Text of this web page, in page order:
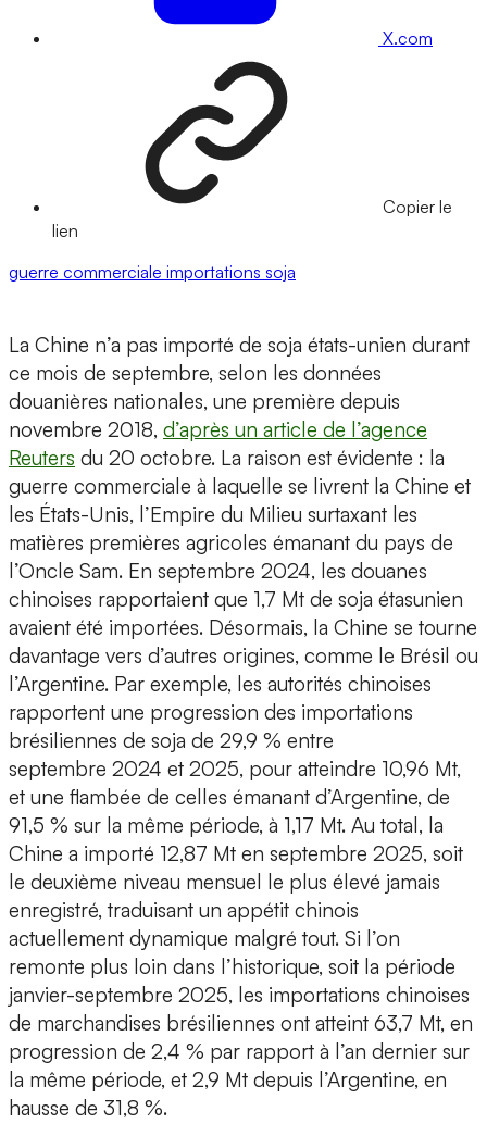
X.com
Copier le
lien
guerre commerciale importations soja
La Chine n’a pas importé de soja états-unien durant
ce mois de septembre, selon les données
douanières nationales, une première depuis
novembre 2018, d’après un article de l’agence
Reuters du 20 octobre. La raison est évidente : la
guerre commerciale à laquelle se livrent la Chine et
les États-Unis, l’Empire du Milieu surtaxant les
matières premières agricoles émanant du pays de
l’Oncle Sam. En septembre 2024, les douanes
chinoises rapportaient que 1,7 Mt de soja étasunien
avaient été importées. Désormais, la Chine se tourne
davantage vers d’autres origines, comme le Brésil ou
l’Argentine. Par exemple, les autorités chinoises
rapportent une progression des importations
brésiliennes de soja de 29,9 % entre
septembre 2024 et 2025, pour atteindre 10,96 Mt,
et une flambée de celles émanant d’Argentine, de
91,5 % sur la même période, à 1,17 Mt. Au total, la
Chine a importé 12,87 Mt en septembre 2025, soit
le deuxième niveau mensuel le plus élevé jamais
enregistré, traduisant un appétit chinois
actuellement dynamique malgré tout. Si l’on
remonte plus loin dans l’historique, soit la période
janvier-septembre 2025, les importations chinoises
de marchandises brésiliennes ont atteint 63,7 Mt, en
progression de 2,4 % par rapport à l’an dernier sur
la même période, et 2,9 Mt depuis l’Argentine, en
hausse de 31,8 %.